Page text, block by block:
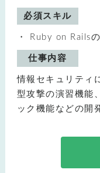
必須スキル
Ruby on Rails
仕事内容
情報セキュリティ
型攻撃の演習機能
ック機能などの開